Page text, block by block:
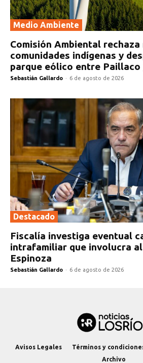
Medio Ambiente
Comisión Ambiental
comunidades indígenas y
parque eólico entre Paillaco
Sebastián Gallardo - 6 de agosto de 2026
Destacado
Fiscalía investiga eventual
intrafamiliar que involucra
Espinoza
Sebastián Gallardo - 6 de agosto de 2026
Avisos Legales Términos y
Archivo